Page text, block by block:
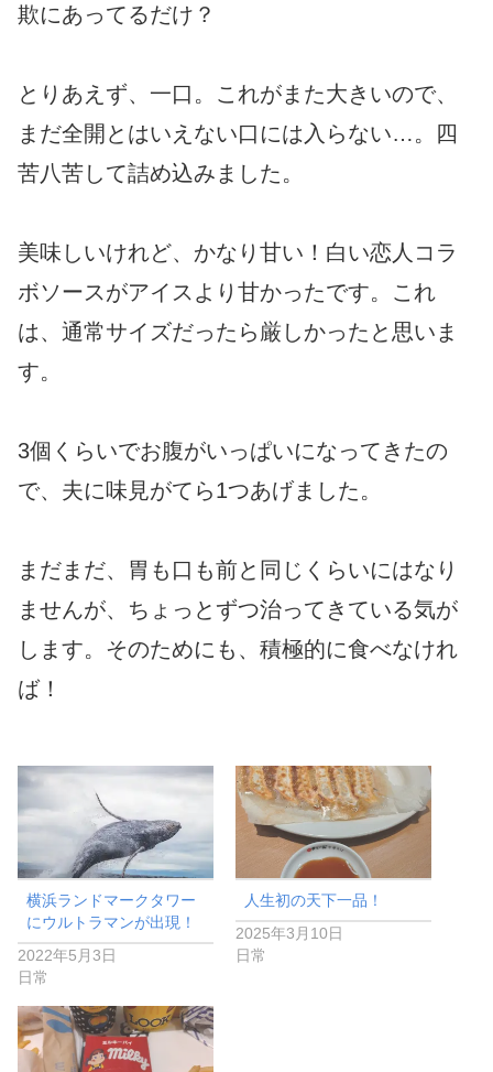
欺にあってるだけ？
とりあえず、一口。これがまた大きいので、
まだ全開とはいえない口には入らない…。四
苦八苦して詰め込みました。
美味しいけれど、かなり甘い！白い恋人コラ
ボソースがアイスより甘かったです。これ
は、通常サイズだったら厳しかったと思いま
す。
3個くらいでお腹がいっぱいになってきたの
で、夫に味見がてら1つあげました。
まだまだ、胃も口も前と同じくらいにはなり
ませんが、ちょっとずつ治ってきている気が
します。そのためにも、積極的に食べなけれ
ば！
横浜ランドマークタワー
にウルトラマンが出現！
2022年5月3日
日常
人生初の天下一品！
2025年3月10日
日常